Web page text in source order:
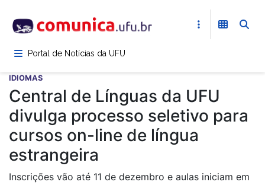
para
conteúdoPortal de Notícias da UFU
IDIOMAS
Central de Línguas da UFU
divulga processo seletivo para
cursos on-line de língua
estrangeira
Inscrições vão até 11 de dezembro e aulas iniciam em